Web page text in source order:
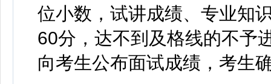
位小数，试讲成绩、专业知
60分，达不到及格线的不予
向考生公布面试成绩，考生